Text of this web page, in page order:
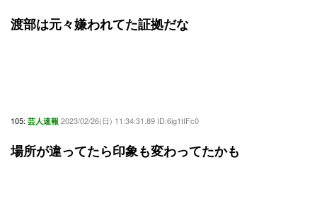
渡部は元々嫌われてた証拠だな
105: 芸人速報 2023/02/26(日) 11:34:31.89 ID:6ig1tIFc0
場所が違ってたら印象も変わってたかも